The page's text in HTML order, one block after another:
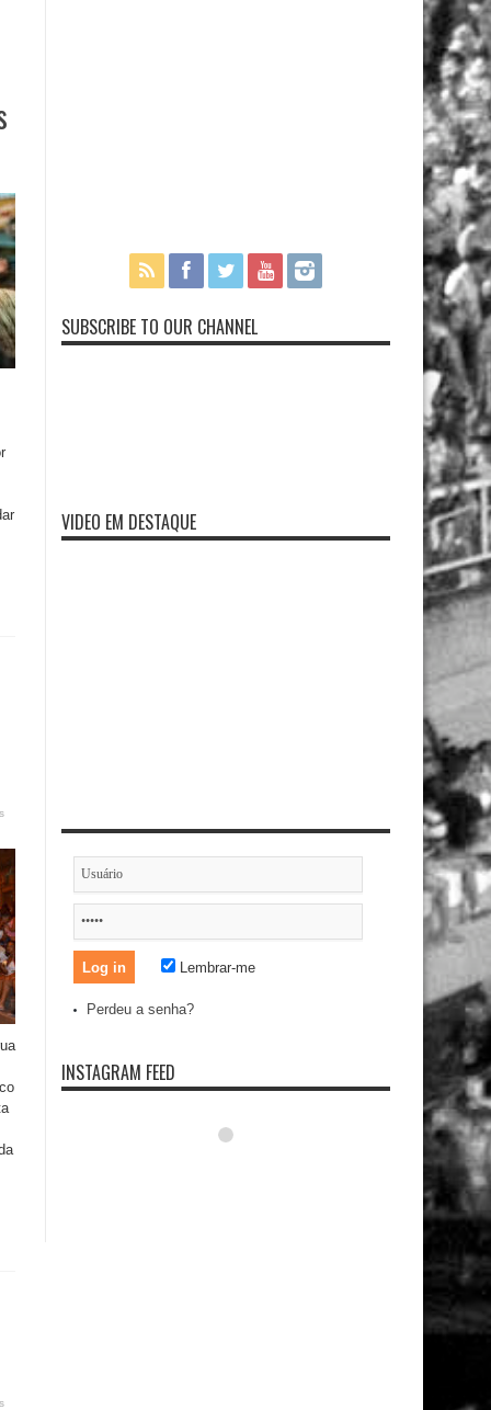
SUBSCRIBE TO OUR CHANNEL
VIDEO EM DESTAQUE
Lembrar-me
Perdeu a senha?
INSTAGRAM FEED